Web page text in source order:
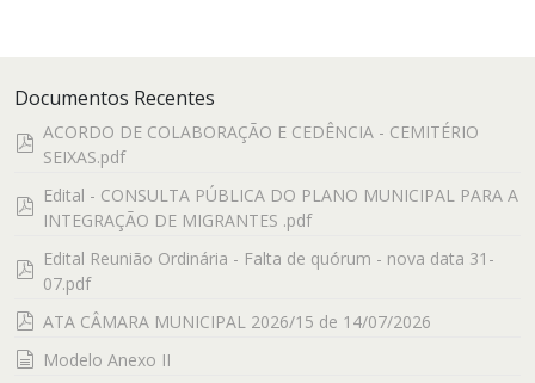
Documentos Recentes
pdf
ACORDO DE COLABORAÇÃO E CEDÊNCIA - CEMITÉRIO
SEIXAS.pdf
pdf
Edital - CONSULTA PÚBLICA DO PLANO MUNICIPAL PARA A
INTEGRAÇÃO DE MIGRANTES .pdf
pdf
Edital Reunião Ordinária - Falta de quórum - nova data 31-
07.pdf
pdf
ATA CÂMARA MUNICIPAL 2026/15 de 14/07/2026
documento
Modelo Anexo II